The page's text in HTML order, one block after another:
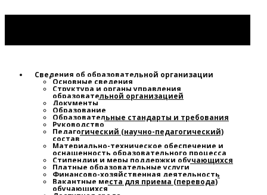
Сведения об образовательной организации
Основные сведения
Структура и органы управления
образовательной организацией
Документы
Образование
Образовательные стандарты и требования
Руководство
Педагогический (научно-педагогический)
состав
Материально-техническое обеспечение и
оснащенность образовательного процесса
Стипендии и меры поддержки обучающихся
Платные образовательные услуги
Финансово-хозяйственная деятельность
Вакантные места для приема (перевода)
обучающихся